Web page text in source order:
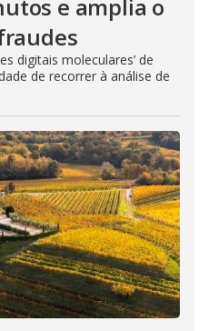
e amplia o
digitais moleculares’ de
de recorrer à análise de